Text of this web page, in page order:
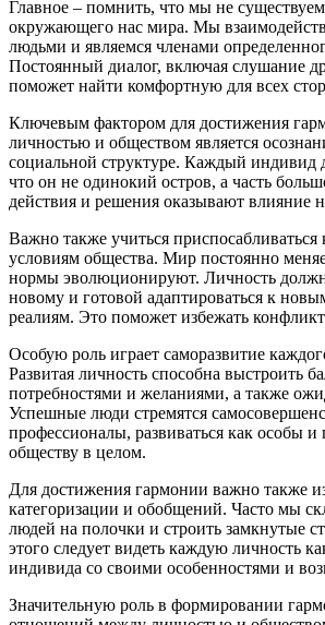
Главное – помнить, что мы не
окружающего нас мира. Мы
людьми и являемся членами
Постоянный диалог, включая слушание
поможет найти комфортную для всех
Ключевым фактором для достижения
личностью и обществом является
социальной структуре. Каждый индивид
что он не одинокий остров, а часть
действия и решения оказывают влияние
Важно также учиться
условиям общества. Мир постоянно
нормы эволюционируют. Личность
новому и готовой адаптироваться к
реалиям. Это поможет избежать
Особую роль играет саморазвитие
Развитая личность способна выстроить
потребностями и желаниями, а также
Успешные люди стремятся
профессионалы, развиваться как особы и
обществу в целом.
Для достижения гармонии важно также
категоризации и обобщений. Часто мы
людей на полочки и строить замкнутые
этого следует видеть каждую личность
индивида со своими особенностями и
Значительную роль в формировании